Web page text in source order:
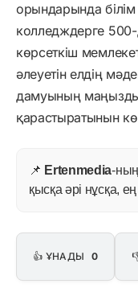
орындарында
колледждерге 500-
көрсеткіш
әлеуетін елдің
дамуының
қарастыратынын
📌 Ertenmedia-ның
қысқа әрі нұсқа,
👍 ҰНАДЫ 0